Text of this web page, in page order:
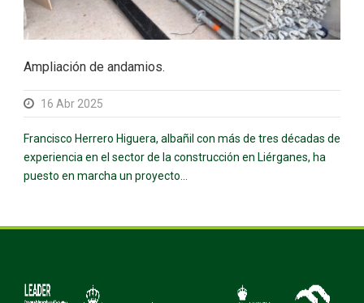
Ampliación de andamios.
16 Abr 2025
Francisco Herrero Higuera, albañil con más de tres décadas de
experiencia en el sector de la construcción en Liérganes, ha
puesto en marcha un proyecto...